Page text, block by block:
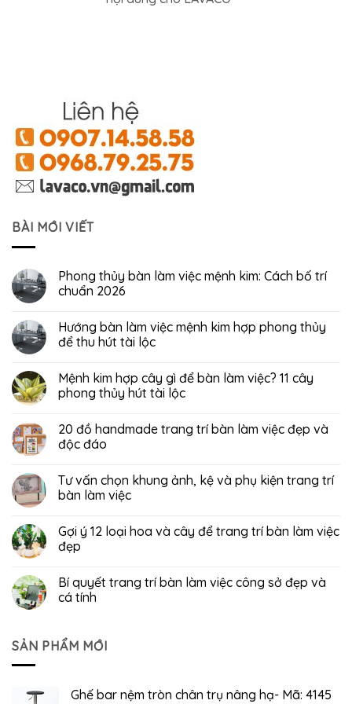
BÀI MỚI VIẾT
Phong thủy bàn làm việc mệnh kim: Cách bố trí
chuẩn 2026
Hướng bàn làm việc mệnh kim hợp phong thủy
để thu hút tài lộc
Mệnh kim hợp cây gì để bàn làm việc? 11 cây
phong thủy hút tài lộc
20 đồ handmade trang trí bàn làm việc đẹp và
độc đáo
Tư vấn chọn khung ảnh, kệ và phụ kiện trang trí
bàn làm việc
Gợi ý 12 loại hoa và cây để trang trí bàn làm việc
đẹp
Bí quyết trang trí bàn làm việc công sở đẹp và
cá tính
SẢN PHẨM MỚI
Ghế bar nệm tròn chân trụ nâng hạ- Mã: 4145